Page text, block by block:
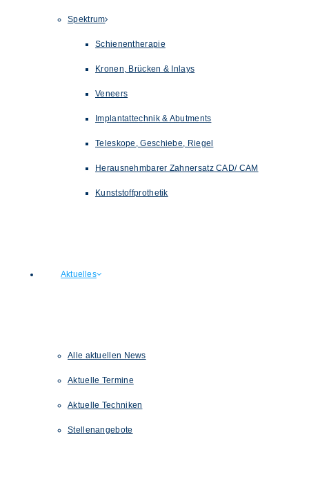
Spektrum
Schienentherapie
Kronen, Brücken & Inlays
Veneers
Implantattechnik & Abutments
Teleskope, Geschiebe, Riegel
Herausnehmbarer Zahnersatz CAD/ CAM
Kunststoffprothetik
Aktuelles
Alle aktuellen News
Aktuelle Termine
Aktuelle Techniken
Stellenangebote